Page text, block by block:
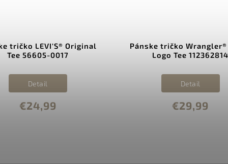
tričko LEVI'S® Original
Tee 56605-0017
€24,99
Detail
Pánske tričko
Logo Tee 112362814
€29,99
Detail